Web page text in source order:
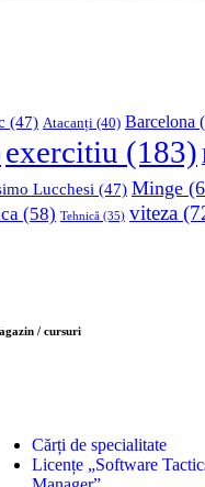
(47) Atacanți (40) Barcelona
exercitiu (183)
Lucchesi (47) Minge
(58) Tehnică (35) viteza
/ cursuri
Cărți de specialitate
Licențe „Software